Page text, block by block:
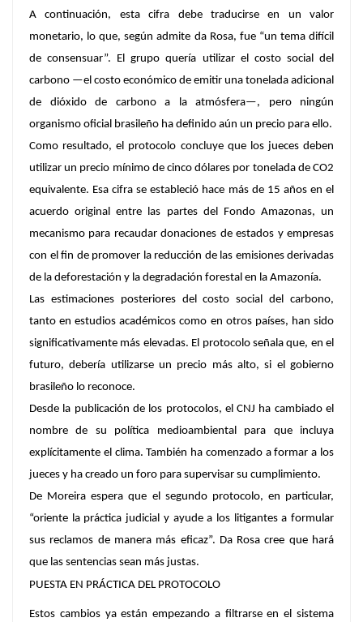
A continuación, esta cifra debe traducirse en un valor
monetario, lo que, según admite da Rosa, fue “un tema difícil
de consensuar”. El grupo quería utilizar el costo social del
carbono —el costo económico de emitir una tonelada adicional
de dióxido de carbono a la atmósfera—, pero ningún
organismo oficial brasileño ha definido aún un precio para ello.
Como resultado, el protocolo concluye que los jueces deben
utilizar un precio mínimo de cinco dólares por tonelada de CO2
equivalente. Esa cifra se estableció hace más de 15 años en el
acuerdo original entre las partes del Fondo Amazonas, un
mecanismo para recaudar donaciones de estados y empresas
con el fin de promover la reducción de las emisiones derivadas
de la deforestación y la degradación forestal en la Amazonía.
Las estimaciones posteriores del costo social del carbono,
tanto en estudios académicos como en otros países, han sido
significativamente más elevadas. El protocolo señala que, en el
futuro, debería utilizarse un precio más alto, si el gobierno
brasileño lo reconoce.
Desde la publicación de los protocolos, el CNJ ha cambiado el
nombre de su política medioambiental para que incluya
explícitamente el clima. También ha comenzado a formar a los
jueces y ha creado un foro para supervisar su cumplimiento.
De Moreira espera que el segundo protocolo, en particular,
“oriente la práctica judicial y ayude a los litigantes a formular
sus reclamos de manera más eficaz”. Da Rosa cree que hará
que las sentencias sean más justas.
PUESTA EN PRÁCTICA DEL PROTOCOLO
Estos cambios ya están empezando a filtrarse en el sistema